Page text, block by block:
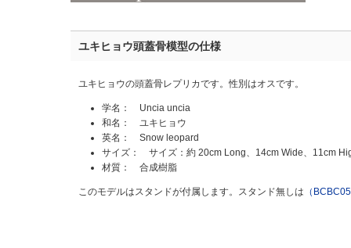
ユキヒョウ頭蓋骨模型の仕様
ユキヒョウの頭蓋骨レプリカです。性別はオスです。
学名： Uncia uncia
和名： ユキヒョウ
英名： Snow leopard
サイズ： サイズ：約 20cm Long、14cm Wide、11cm
材質： 合成樹脂
このモデルはスタンドが付属します。スタンド無しは （